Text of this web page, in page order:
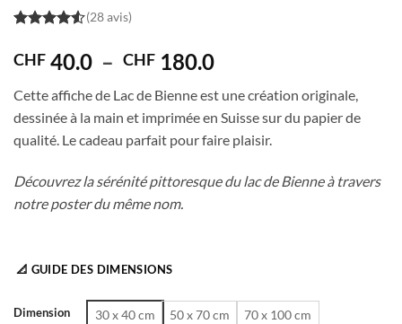
5
(28 avis)
CHF 40.0 – CHF 180.0Plage
prix :
CHF 40.0
à
Cette affiche de Lac de Bienne est une création originale,
dessinée à la main et imprimée en Suisse sur du papier de
qualité. Le cadeau parfait pour faire plaisir.
Découvrez la sérénité pittoresque du lac de Bienne à travers
notre poster du même nom.
📐 GUIDE DES DIMENSIONS
Dimension 30 x 40 cm 50 x 70 cm 70 x 100 cm